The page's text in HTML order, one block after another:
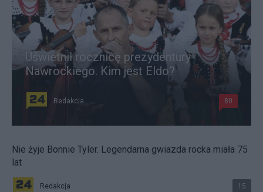
Uświetnił rocznicę prezydentury
Nawrockiego. Kim jest Eldo?
Redakcja 80
Nie żyje Bonnie Tyler. Legendarna gwiazda rocka miała 75
lat
Redakcja 15